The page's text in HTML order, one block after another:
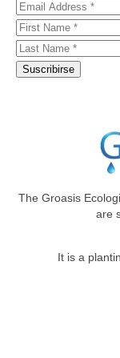
The Groasis
are
It is a